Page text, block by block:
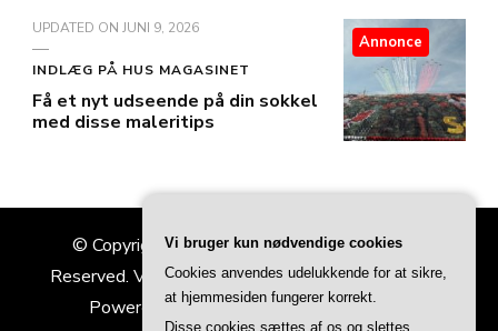
UPDATED ON JUNI 9, 2026
INDLÆG PÅ HUS MAGASINET
Få et nyt udseende på din sokkel
med disse maleritips
Annonce
© Copyright 2026Hus Magasinet. All Rights
Reserved. Vilva | Developed ByBlossom Themes.
Powered byWordPress.Privatlivspolitik
Vi bruger kun nødvendige cookies
Cookies anvendes udelukkende for at sikre,
at hjemmesiden fungerer korrekt.
Disse cookies sættes af os og slettes